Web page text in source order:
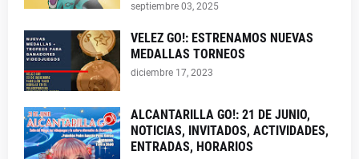
septiembre 03, 2025
VELEZ GO!: ESTRENAMOS NUEVAS
MEDALLAS TORNEOS
diciembre 17, 2023
ALCANTARILLA GO!: 21 DE JUNIO,
NOTICIAS, INVITADOS, ACTIVIDADES,
ENTRADAS, HORARIOS